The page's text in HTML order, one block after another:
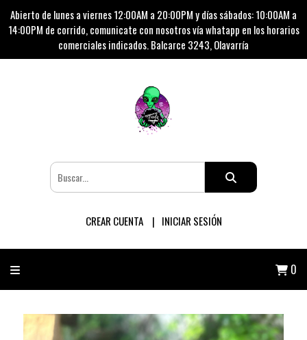
Abierto de lunes a viernes 12:00AM a 20:00PM y días sábados: 10:00AM a
14:00PM de corrido, comunicate con nosotros vía whatapp en los horarios
comerciales indicados. Balcarce 3243, Olavarría
CREAR CUENTA INICIAR SESIÓN
0